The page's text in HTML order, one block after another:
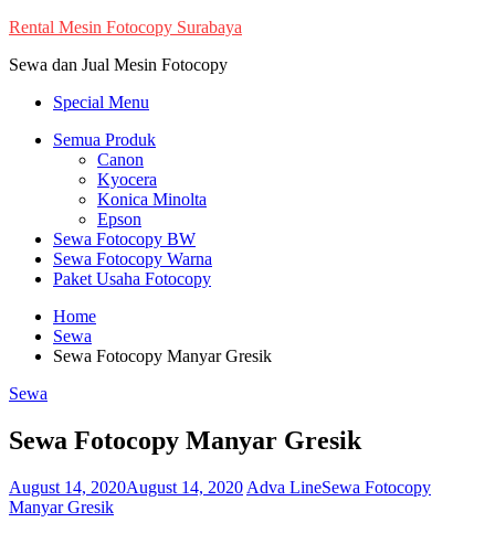
Skip
content
Rental Mesin Fotocopy Surabaya
Sewa dan Jual Mesin Fotocopy
Special Menu
Semua Produk
Canon
Kyocera
Konica Minolta
Epson
Sewa Fotocopy BW
Sewa Fotocopy Warna
Paket Usaha Fotocopy
Home
Sewa
Sewa Fotocopy Manyar Gresik
Sewa
Sewa Fotocopy Manyar Gresik
August 14, 2020August 14, 2020 Adva LineSewa Fotocopy
Manyar Gresik